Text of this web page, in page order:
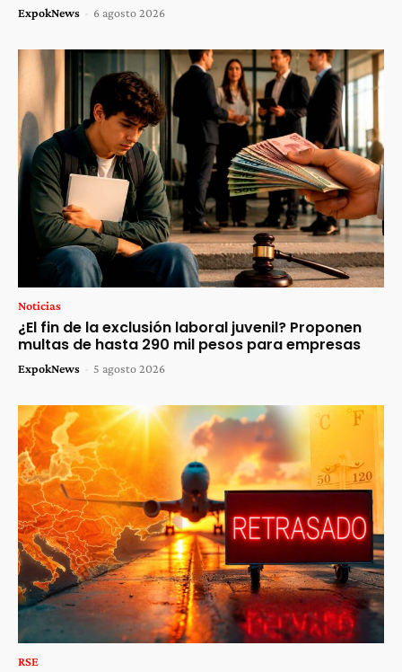
ExpokNews - 6 agosto 2026
Noticias
¿El fin de la exclusión laboral juvenil? Proponen
multas de hasta 290 mil pesos para empresas
ExpokNews - 5 agosto 2026
RSE